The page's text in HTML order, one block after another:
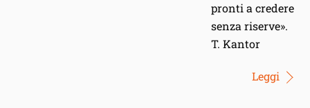
pronti a credere
senza riserve».
T. Kantor
Leggi